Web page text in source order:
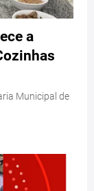
a
Municipal de